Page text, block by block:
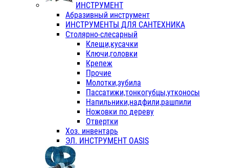
ИНСТРУМЕНТ
Абразивный инструмент
ИНСТРУМЕНТЫ ДЛЯ САНТЕХНИКА
Столярно-слесарный
Клещи,кусачки
Ключи,головки
Крепеж
Прочие
Молотки,зубила
Пассатижи,тонкогубцы,утконосы
Напильники,надфили,рашпили
Ножовки по дереву
Отвертки
Хоз. инвентарь
ЭЛ. ИНСТРУМЕНТ OASIS